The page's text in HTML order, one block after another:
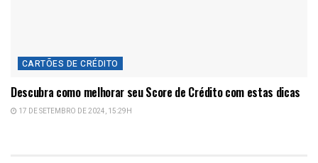
CARTÕES DE CRÉDITO
Descubra como melhorar seu Score de Crédito com estas dicas
17 DE SETEMBRO DE 2024, 15:29H